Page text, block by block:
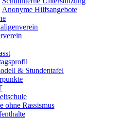
Anonyme Hilfsangebote
& Stundentafel
ohne Rassismus